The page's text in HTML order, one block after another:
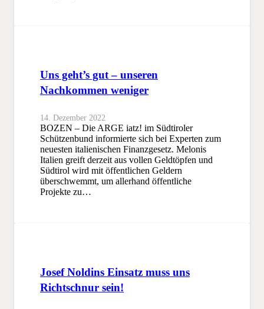
Uns geht’s gut – unseren
Nachkommen weniger
14. Dezember 2022
BOZEN – Die ARGE iatz! im Südtiroler
Schützenbund informierte sich bei Experten zum
neuesten italienischen Finanzgesetz. Melonis
Italien greift derzeit aus vollen Geldtöpfen und
Südtirol wird mit öffentlichen Geldern
überschwemmt, um allerhand öffentliche
Projekte zu…
Josef Noldins Einsatz muss uns
Richtschnur sein!